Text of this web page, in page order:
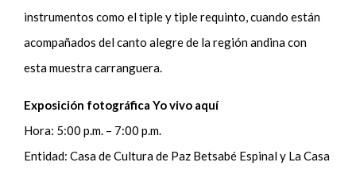
instrumentos como el tiple y tiple requinto, cuando están
acompañados del canto alegre de la región andina con
esta muestra carranguera.
Exposición fotográfica Yo vivo aquí
Hora: 5:00 p.m. – 7:00 p.m.
Entidad: Casa de Cultura de Paz Betsabé Espinal y La Casa